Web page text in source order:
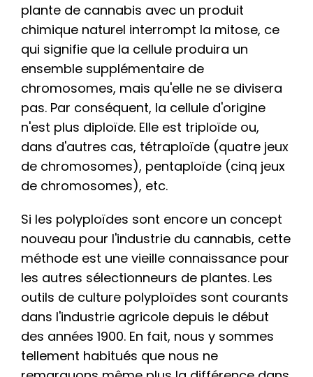
plante de cannabis avec un produit
chimique naturel interrompt la mitose, ce
qui signifie que la cellule produira un
ensemble supplémentaire de
chromosomes, mais qu'elle ne se divisera
pas. Par conséquent, la cellule d'origine
n'est plus diploïde. Elle est triploïde ou,
dans d'autres cas, tétraploïde (quatre jeux
de chromosomes), pentaploïde (cinq jeux
de chromosomes), etc.
Si les polyploïdes sont encore un concept
nouveau pour l'industrie du cannabis, cette
méthode est une vieille connaissance pour
les autres sélectionneurs de plantes. Les
outils de culture polyploïdes sont courants
dans l'industrie agricole depuis le début
des années 1900. En fait, nous y sommes
tellement habitués que nous ne